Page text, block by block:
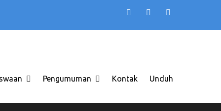
Pengumuman Kontak Unduh